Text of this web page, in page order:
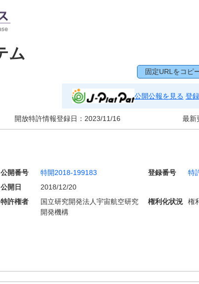
ム
固定URLをコピ
公開公報を見る 登
開放特許情報登録日： 2023/11/16 最新
公開番号 特開2018-199183 登録番号
特
公開日
2018/12/20
特許権者
国立研究開発法人宇宙航空研究
開発機構
権利化状況 権